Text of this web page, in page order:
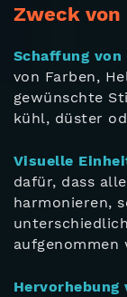
Zweck von
Schaffung von
von Farben,
gewünschte
kühl, düster
Visuelle
dafür, dass
harmonieren,
aufgenommen
Hervorhebung